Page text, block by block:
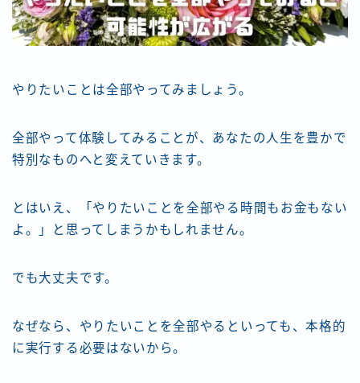
やりたいことは全部やってみましょう。
全部やって体験してみることが、あなたの人生を豊かで
特別なものへと変えていきます。
とはいえ、「やりたいことを全部やる時間もお金もない
よ。」と思ってしまうかもしれません。
でも大丈夫です。
なぜなら、やりたいことを全部やるといっても、本格的
に実行する必要はないから。